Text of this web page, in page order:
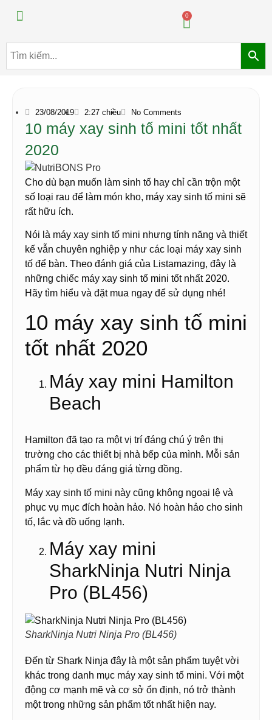
0
23/08/2019 2:27 chiều No Comments
10 máy xay sinh tố mini tốt nhất
2020
Cho dù bạn muốn làm sinh tố hay chỉ cần trộn một
số loại rau để làm món kho, máy xay sinh tố mini sẽ
rất hữu ích.
Nói là máy xay sinh tố mini nhưng tính năng và thiết
kế vẫn chuyên nghiệp y như các loại máy xay sinh
tố để bàn. Theo đánh giá của Listamazing, đây là
những chiếc máy xay sinh tố mini tốt nhất 2020.
Hãy tìm hiểu và đặt mua ngay để sử dụng nhé!
10 máy xay sinh tố mini
tốt nhất 2020
Máy xay mini Hamilton
Beach
Hamilton đã tạo ra một vị trí đáng chú ý trên thị
trường cho các thiết bị nhà bếp của mình. Mỗi sản
phẩm từ họ đều đáng giá từng đồng.
Máy xay sinh tố mini này cũng không ngoại lệ và
phục vụ mục đích hoàn hảo. Nó hoàn hảo cho sinh
tố, lắc và đồ uống lạnh.
Máy xay mini
SharkNinja Nutri Ninja
Pro (BL456)
SharkNinja Nutri Ninja Pro (BL456)
Đến từ Shark Ninja đây là một sản phẩm tuyệt vời
khác trong danh mục máy xay sinh tố mini. Với một
động cơ mạnh mẽ và cơ sở ổn định, nó trở thành
một trong những sản phẩm tốt nhất hiện nay.